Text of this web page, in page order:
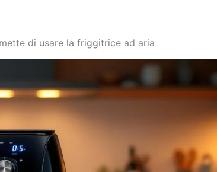
di usare la friggitrice ad aria